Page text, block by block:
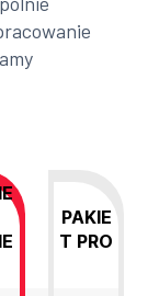
PAKIE
T PRO